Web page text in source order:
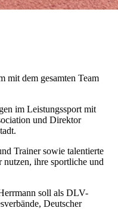
mit dem gesamten Team
im Leistungssport mit
und Direktor
Trainer sowie talentierte
nutzen, ihre sportliche und
soll als DLV-
Deutscher